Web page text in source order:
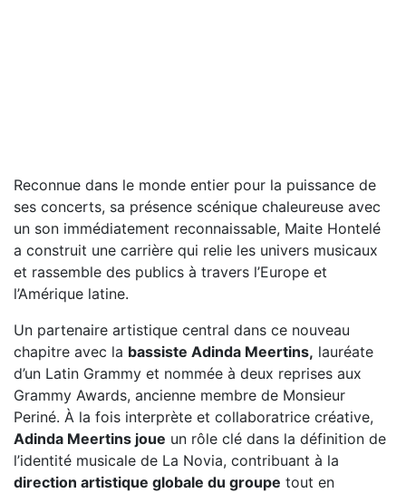
Reconnue dans le monde entier pour la puissance de
ses concerts, sa présence scénique chaleureuse avec
un son immédiatement reconnaissable, Maite Hontelé
a construit une carrière qui relie les univers musicaux
et rassemble des publics à travers l’Europe et
l’Amérique latine.
Un partenaire artistique central dans ce nouveau
chapitre avec la bassiste Adinda Meertins, lauréate
d’un Latin Grammy et nommée à deux reprises aux
Grammy Awards, ancienne membre de Monsieur
Periné. À la fois interprète et collaboratrice créative,
Adinda Meertins joue un rôle clé dans la définition de
l’identité musicale de La Novia, contribuant à la
direction artistique globale du groupe tout en